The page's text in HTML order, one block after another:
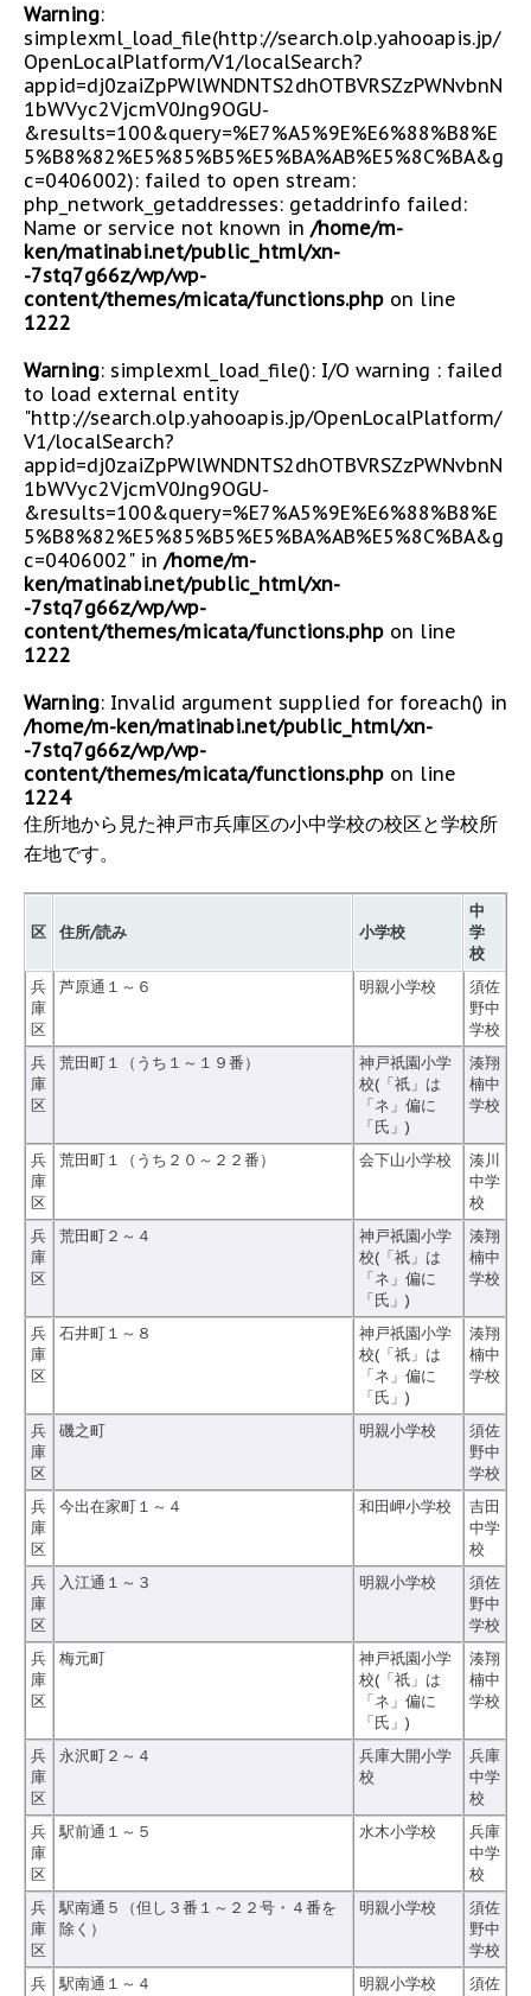
Warning:
simplexml_load_file(http://search.olp.yahooapis.jp/
OpenLocalPlatform/V1/localSearch?
appid=dj0zaiZpPWlWNDNTS2dhOTBVRSZzPWNvbnN
1bWVyc2VjcmV0Jng9OGU-
&results=100&query=%E7%A5%9E%E6%88%B8%E
5%B8%82%E5%85%B5%E5%BA%AB%E5%8C%BA&g
c=0406002): failed to open stream:
php_network_getaddresses: getaddrinfo failed:
Name or service not known in /home/m-
ken/matinabi.net/public_html/xn-
-7stq7g66z/wp/wp-
content/themes/micata/functions.php on line
1222
Warning: simplexml_load_file(): I/O warning : failed
to load external entity
"http://search.olp.yahooapis.jp/OpenLocalPlatform/
V1/localSearch?
appid=dj0zaiZpPWlWNDNTS2dhOTBVRSZzPWNvbnN
1bWVyc2VjcmV0Jng9OGU-
&results=100&query=%E7%A5%9E%E6%88%B8%E
5%B8%82%E5%85%B5%E5%BA%AB%E5%8C%BA&g
c=0406002" in /home/m-
ken/matinabi.net/public_html/xn-
-7stq7g66z/wp/wp-
content/themes/micata/functions.php on line
1222
Warning: Invalid argument supplied for foreach() in
/home/m-ken/matinabi.net/public_html/xn-
-7stq7g66z/wp/wp-
content/themes/micata/functions.php on line
1224
住所地から見た神戸市兵庫区の小中学校の校区と学校所
在地です。
区 住所/読み 小学校
中
学
校
兵
庫
区
芦原通１～６ 明親小学校
須佐
野中
学校
兵
庫
区
荒田町１（うち１～１９番）
神戸祇園小学
校(「祇」は
「ネ」偏に
「氏」)
湊翔
楠中
学校
兵
庫
区
荒田町１（うち２０～２２番） 会下山小学校
湊川
中学
校
兵
庫
区
荒田町２～４
神戸祇園小学
校(「祇」は
「ネ」偏に
「氏」)
湊翔
楠中
学校
兵
庫
区
石井町１～８
神戸祇園小学
校(「祇」は
「ネ」偏に
「氏」)
湊翔
楠中
学校
兵
庫
区
磯之町 明親小学校
須佐
野中
学校
兵
庫
区
今出在家町１～４ 和田岬小学校
吉田
中学
校
兵
庫
区
入江通１～３ 明親小学校
須佐
野中
学校
兵
庫
区
梅元町
神戸祇園小学
校(「祇」は
「ネ」偏に
「氏」)
湊翔
楠中
学校
兵
庫
区
永沢町２～４
兵庫大開小学
校
兵庫
中学
校
兵
庫
区
駅前通１～５ 水木小学校
兵庫
中学
校
兵
庫
区
駅南通５（但し３番１～２２号・４番を
除く）
明親小学校
須佐
野中
学校
兵
駅南通１～４ 明親小学校
須佐